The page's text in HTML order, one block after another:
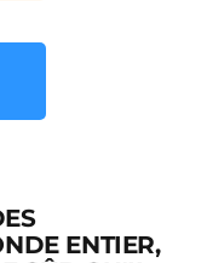
ENTIER,